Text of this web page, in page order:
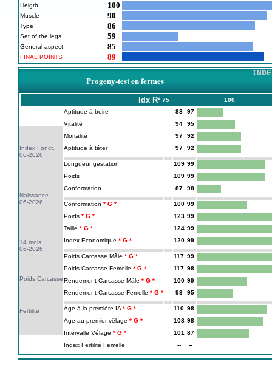
Heigth
100
Muscle 90
Type 86
Set of the legs 59
General aspect 85
FINAL POINTS 89
Progeny-test en fermes
Idx R² 75 100
Index Fonct.
06-2026
Naissance
06-2026
14 mois
06-2026
Poids Carcasse
Fertilité
Aptitude à boire 88
97
Vitalité
94
95
Mortalité
97
92
Aptitude à téter
97 92
Longueur gestation 109 99
Poids
109 99
Conformation
87 98
Conformation 100 99
Poids
123 99
Taille
124 99
Index Economique
120 99
Poids Carcasse Mâle 117 99
Poids Carcasse Femelle
117 98
Rendement Carcasse Mâle
100 99
Rendement Carcasse Femelle
93 95
Age à la première IA 110 98
Age au premier vêlage
108 98
Intervalle Vêlage
101 87
Index Fertilité Femelle
-- --